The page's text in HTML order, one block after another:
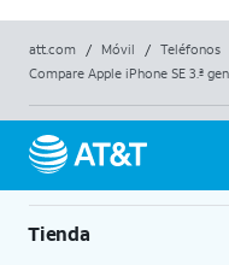
att.com / Móvil / Teléfonos
Compare Apple iPhone SE 3.ª
Tienda